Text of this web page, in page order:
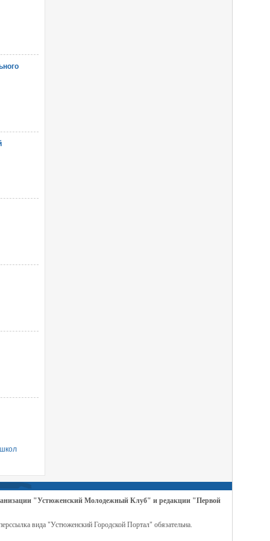
"Устюженский Молодежный Клуб" и редакции "Первой
вида "Устюженский Городской Портал" обязательна.